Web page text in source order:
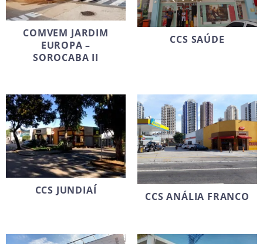
COMVEM JARDIM
EUROPA –
SOROCABA II
CCS SAÚDE
CCS JUNDIAÍ
CCS ANÁLIA FRANCO